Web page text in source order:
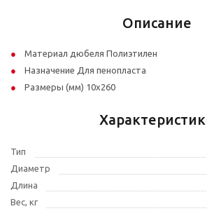
Описание
Материал дюбеля Полиэтилен
Назначение Для пенопласта
Размеры (мм) 10x260
Тип
Диаметр
Длина
Вес, кг